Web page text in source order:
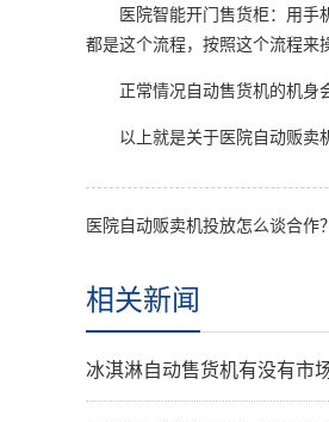
医院智能开门售货柜：用手机
都是这个流程，按照这个流程来
正常情况自动售货机的机身会
以上就是关于医院自动贩卖机
医院自动贩卖机投放怎么谈合作？
相关新闻
冰淇淋自动售货机有没有市